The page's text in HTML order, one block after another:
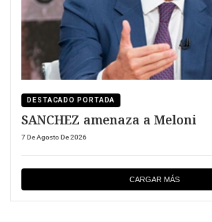
DESTACADO PORTADA
SANCHEZ amenaza a Meloni
7 De Agosto De 2026
CARGAR MÁS